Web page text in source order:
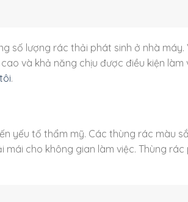
số lượng rác thải phát sinh ở nhà máy.
và khả năng chịu được điều kiện làm
.
yếu tố thẩm mỹ. Các thùng rác màu
cho không gian làm việc. Thùng rác